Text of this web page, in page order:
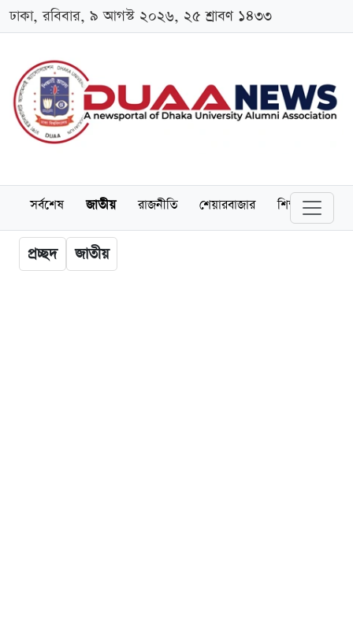
ঢাকা, রবিবার, ৯ আগস্ট ২০২৬, ২৫ শ্রাবণ ১৪৩৩
সর্বশেষ জাতীয় রাজনীতি শেয়ারবাজার শিক্ষা
প্রচ্ছদ জাতীয়